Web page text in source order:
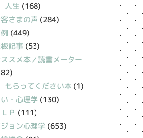
人生 (168)
さまの声 (284)
(449)
記事 (53)
スメ本／読書メーター
もらってください本(1)
・心理学 (130)
Ｐ (111)
ョン心理学 (653)